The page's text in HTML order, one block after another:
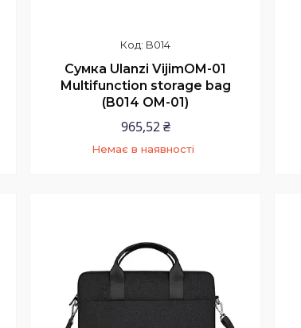
B014
Сумка Ulanzi VijimOM-01
Multifunction storage bag
(B014 OM-01)
965,52 ₴
Немає в наявності